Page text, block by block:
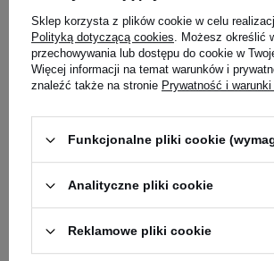
Bergamotka -
poziom cholesterolu
90softgels
50,89 zł
Zapytaj o produkt
Sklep korzysta z plików cookie w celu
Polityką dotyczącą cookies. Możesz określić
przechowywania lub dostępu do cookie w
Więcej informacji na temat warunków i
znaleźć także na stronie Prywatność i
Funkcjonalne pliki cookie
Analityczne pliki cookie
Reklamowe pliki cookie